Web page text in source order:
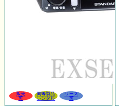
販売
可
同等製品
レンタル
リース
可